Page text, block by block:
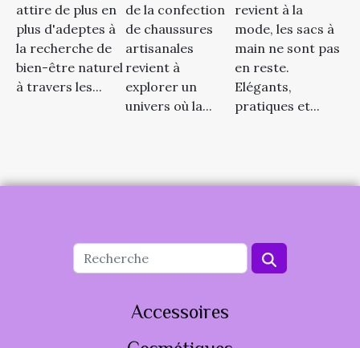
attire de plus en
plus d'adeptes à
la recherche de
bien-être naturel
à travers les...
de la confection
de chaussures
artisanales
revient à
explorer un
univers où la...
revient à la
mode, les sacs à
main ne sont pas
en reste.
Elégants,
pratiques et...
Accessoires